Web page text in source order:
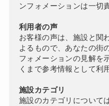
ンフォメーションは一切
利用者の声
お客様の声は、施設と関
よるもので、あなたの街
フォメーションの見解を
くまで参考情報として利
施設カテゴリ
施設のカテゴリについて